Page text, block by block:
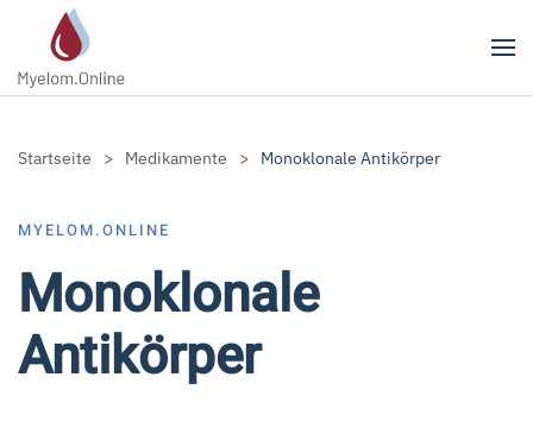
Zum Hauptinhalt springen
Startseite Medikamente Monoklonale Antikörper
MYELOM.ONLINE
Monoklonale
Antikörper